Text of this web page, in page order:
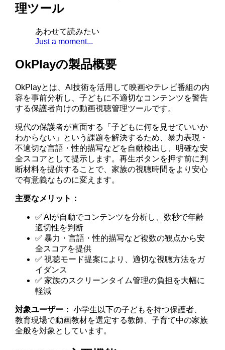
理ツール
あわせて読みたい
Just a moment...
OkPlayの製品概要
OkPlayとは、AI技術を活用して映画やテレビ番組の内
容を事前分析し、子どもに不適切なコンテンツを警告
する保護者向けの動画視聴管理ツールです。
現代の保護者が直面する「子どもに何を見せていいか
わからない」という課題を解決するため、暴力表現・
不適切な言語・性的描写などを自動検出し、明確な安
全スコアとして提示します。再生ボタンを押す前に判
断材料を提供することで、家族の視聴時間をより安心
で有意義なものに変えます。
主要なメリット：
✅ AIが自動でコンテンツを分析し、数秒で年齢
適切性を判断
✅ 暴力・言語・性的描写など複数の観点から安
全スコアを提供
✅ 視聴モード提案により、適切な視聴方法をガ
イダンス
✅ 家族のスクリーンタイム管理の負担を大幅に
軽減
対象ユーザー： 小学生以下の子どもを持つ保護者、
教育現場で動画教材を選定する教師、子育て中の家族
全般を対象としています。